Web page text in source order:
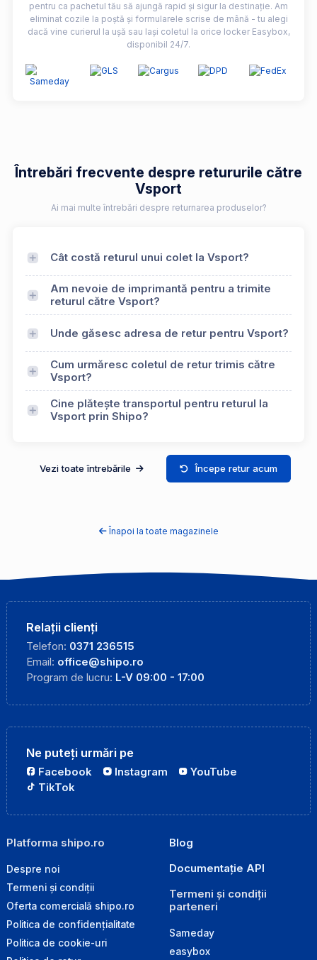
pentru ca pachetul tău să ajungă rapid și sigur la destinație. Am
eliminat cozile la poștă și formularele scrise de mână - tu alegi
dacă vine curierul la ușă sau lași coletul la orice locker Easybox,
disponibil 24/7.
Întrebări frecvente despre retururile către
Vsport
Ai mai multe întrebări despre returnarea produselor?
Cât costă returul unui colet la Vsport?
Am nevoie de imprimantă pentru a trimite
returul către Vsport?
Unde găsesc adresa de retur pentru Vsport?
Cum urmăresc coletul de retur trimis către
Vsport?
Cine plătește transportul pentru returul la
Vsport prin Shipo?
Vezi toate întrebările Începe retur acum
Înapoi la toate magazinele
Relații clienți
Telefon: 0371 236515
Email: office@shipo.ro
Program de lucru: L-V 09:00 - 17:00
Ne puteți urmări pe
Facebook Instagram
YouTube
TikTok
Platforma shipo.ro
Despre noi
Termeni și condiții
Oferta comercială shipo.ro
Politica de confidențialitate
Politica de cookie-uri
Blog
Documentație API
Termeni și condiții
parteneri
Sameday
easybox